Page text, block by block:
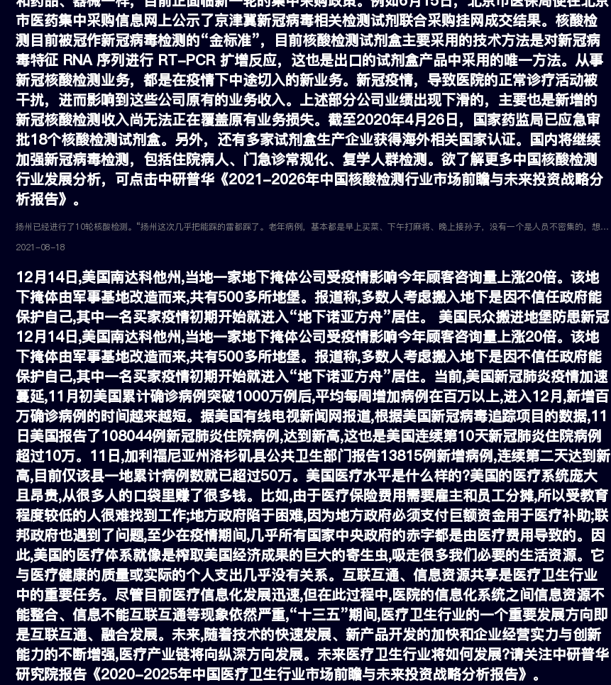
市医药集中采购信息网上公示了京津冀新冠病毒相关检测试剂联合采购挂网成交结果。核酸检
测目前被冠作新冠病毒检测的“金标准”，目前核酸检测试剂盒主要采用的技术方法是对新冠病
毒特征 RNA 序列进行 RT-PCR 扩增反应，这也是出口的试剂盒产品中采用的唯一方法。从事
新冠核酸检测业务，都是在疫情下中途切入的新业务。新冠疫情，导致医院的正常诊疗活动被
干扰，进而影响到这些公司原有的业务收入。上述部分公司业绩出现下滑的，主要也是新增的
新冠核酸检测收入尚无法正在覆盖原有业务损失。截至2020年4月26日，国家药监局已应急审
批18个核酸检测试剂盒。另外，还有多家试剂盒生产企业获得海外相关国家认证。国内将继续
加强新冠病毒检测，包括住院病人、门急诊常规化、复学人群检测。欲了解更多中国核酸检测
行业发展分析，可点击中研普华《2021-2026年中国核酸检测行业市场前瞻与未来投资战略分
析报告》。
扬州已经进行了10轮核酸检测。“扬州这次几乎把能踩的雷都踩了。老年病例，基本都是早上买菜、下午打麻将、晚上接孙子，没有一个是人员不密集的，想想都后怕。”南京某高校学生胡琦表示。
2021-08-18
12月14日,美国南达科他州,当地一家地下掩体公司受疫情影响今年顾客咨询量上涨20倍。该地
下掩体由军事基地改造而来,共有500多所地堡。报道称,多数人考虑搬入地下是因不信任政府能
保护自己,其中一名买家疫情初期开始就进入“地下诺亚方舟”居住。 美国民众搬进地堡防患新冠
12月14日,美国南达科他州,当地一家地下掩体公司受疫情影响今年顾客咨询量上涨20倍。该地
下掩体由军事基地改造而来,共有500多所地堡。报道称,多数人考虑搬入地下是因不信任政府能
保护自己,其中一名买家疫情初期开始就进入“地下诺亚方舟”居住。当前,美国新冠肺炎疫情加速
蔓延,11月初美国累计确诊病例突破1000万例后,平均每周增加病例在百万以上,进入12月,新增百
万确诊病例的时间越来越短。据美国有线电视新闻网报道,根据美国新冠病毒追踪项目的数据,11
日美国报告了108044例新冠肺炎住院病例,达到新高,这也是美国连续第10天新冠肺炎住院病例
超过10万。11日,加利福尼亚州洛杉矶县公共卫生部门报告13815例新增病例,连续第二天达到新
高,目前仅该县一地累计病例数就已超过50万。美国医疗水平是什么样的?美国的医疗系统庞大
且昂贵,从很多人的口袋里赚了很多钱。比如,由于医疗保险费用需要雇主和员工分摊,所以受教育
程度较低的人很难找到工作;地方政府陷于困难,因为地方政府必须支付巨额资金用于医疗补助;联
邦政府也遇到了问题,至少在疫情期间,几乎所有国家中央政府的赤字都是由医疗费用导致的。因
此,美国的医疗体系就像是榨取美国经济成果的巨大的寄生虫,吸走很多我们必要的生活资源。它
与医疗健康的质量或实际的个人支出几乎没有关系。互联互通、信息资源共享是医疗卫生行业
中的重要任务。尽管目前医疗信息化发展迅速,但在此过程中,医院的信息化系统之间信息资源不
能整合、信息不能互联互通等现象依然严重,“十三五”期间,医疗卫生行业的一个重要发展方向即
是互联互通、融合发展。未来,随着技术的快速发展、新产品开发的加快和企业经营实力与创新
能力的不断增强,医疗产业链将向纵深方向发展。未来医疗卫生行业将如何发展?请关注中研普华
研究院报告《2020-2025年中国医疗卫生行业市场前瞻与未来投资战略分析报告》。